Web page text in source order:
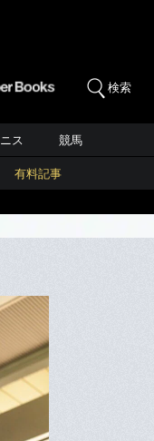
検索
ス 競馬
有料記事